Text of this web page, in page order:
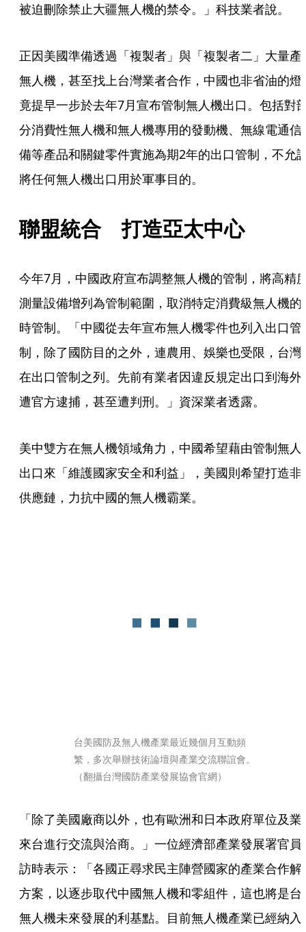
被迫刪除禁止大疆無人機的禁令。」科技業者說。
正因美國準備透過「複製者」與「複製者二」大量產
無人機，甚至找上台灣業者合作，中國也非省油的燈
竟提早一步於去年7月宣布管制無人機出口。包括對
分消費性無人機和無人機專用的發動機、無線電通信
備等產品和關鍵零件實施為期2年的出口管制，不允
將任何無人機出口用於軍事目的。
聯盟統合　打造亞太中心
今年7月，中國政府宣布調整無人機的管制，將高精
測量設備增列為管制範圍，取消特定消費級無人機的
時管制。「中國從去年宣布無人機零件也列入出口管
制，除了國防目的之外，連農用、娛樂也受限，台灣
在出口管制之列。先前有業者因違反規定出口到海外
遭官方逮捕，甚至遭判刑。」資深業者透露。
美中雙方在無人機領域角力，中國希望藉由管制無人
出口來「維護國家安全和利益」，美國則希望打造非
供應鏈，力抗中國的無人機霸業。
台美國防及無人機產業最近幾個月互動頻
繁，多次舉辦技術論壇與產業交流聯誼會。
（翻攝台灣國防產業發展協會官網）
「除了美國廠商以外，也有歐洲和日本政府單位及業
來台進行交流與洽商。」一位經濟部產業發展署官員
訪時表示：「各國正尋求民主陣營國家的產業合作解
方案，以逐步取代中國無人機和零組件，這也將是台
無人機未來發展的利基點。目前無人機產業已經納入